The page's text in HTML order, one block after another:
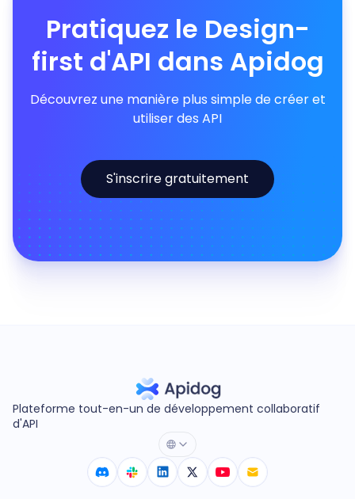
Pratiquez le Design-
first d'API dans Apidog
Découvrez une manière plus simple de créer et
utiliser des API
S'inscrire gratuitement
Plateforme tout-en-un de développement collaboratif
d'API